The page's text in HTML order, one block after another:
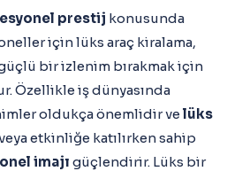
prestij konusunda
için lüks araç kiralama,
bir izlenim bırakmak için
Özellikle iş dünyasında
oldukça önemlidir ve lüks
etkinliğe katılırken sahip
imajı güçlendirir. Lüks bir